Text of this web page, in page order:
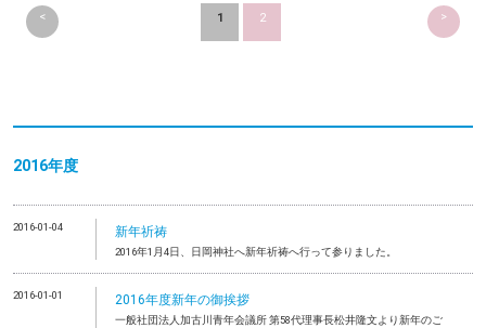
< 1 2 >
2016年度
2016-01-04 新年祈祷
2016年1月4日、日岡神社へ新年祈祷へ行って参りました。
2016-01-01 2016年度新年の御挨拶
一般社団法人加古川青年会議所 第58代理事長松井隆文より新年のご